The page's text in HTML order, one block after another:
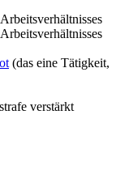
(das eine Tätigkeit,
verstärkt